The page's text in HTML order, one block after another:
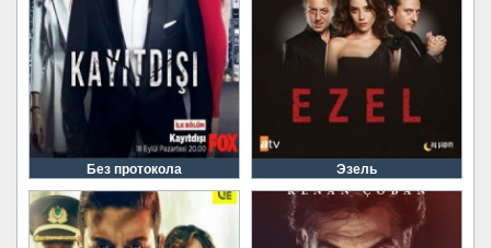
Без протокола Эзель